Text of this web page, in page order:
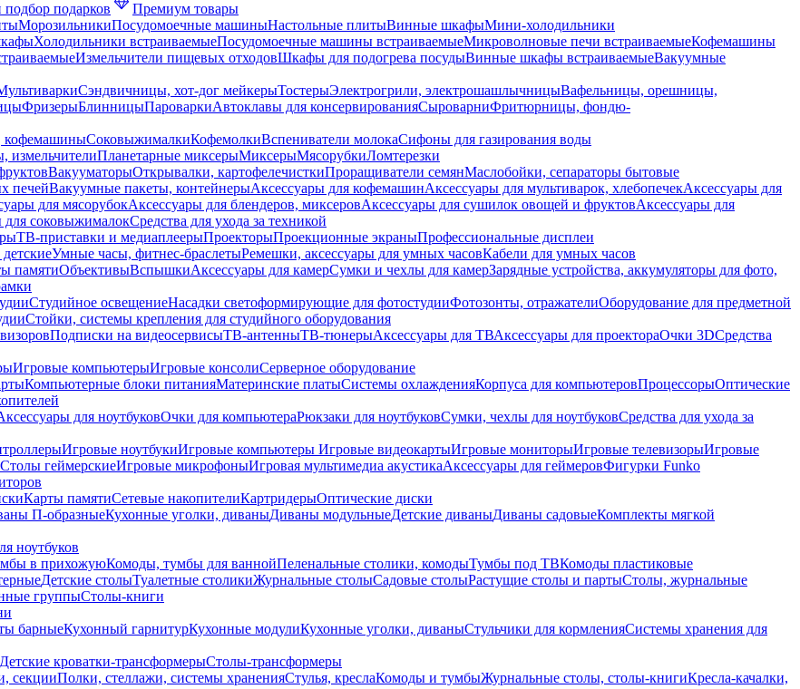
подарков
Премиум товары
МорозильникиПосудомоечные машиныНастольные плитыВинные шкафыМини-холодильники
Холодильники встраиваемыеПосудомоечные машины встраиваемыеМикроволновые печи встраиваемыеКофемашины
Измельчители пищевых отходовШкафы для подогрева посудыВинные шкафы встраиваемыеВакуумные
Сэндвичницы, хот-дог мейкерыТостерыЭлектрогрили, электрошашлычницыВафельницы, орешницы,
ФризерыБлинницыПароваркиАвтоклавы для консервированияСыроварниФритюрницы, фондю-
кофемашиныСоковыжималкиКофемолкиВспениватели молокаСифоны для газирования воды
измельчителиПланетарные миксерыМиксерыМясорубкиЛомтерезки
ВакууматорыОткрывалки, картофелечисткиПроращиватели семянМаслобойки, сепараторы бытовые
печейВакуумные пакеты, контейнерыАксессуары для кофемашинАксессуары для мультиварок, хлебопечекАксессуары для
для мясорубокАксессуары для блендеров, миксеровАксессуары для сушилок овощей и фруктовАксессуары для
для соковыжималокСредства для ухода за техникой
ТВ-приставки и медиаплеерыПроекторыПроекционные экраныПрофессиональные дисплеи
Умные часы, фитнес-браслетыРемешки, аксессуары для умных часовКабели для умных часов
памятиОбъективыВспышкиАксессуары для камерСумки и чехлы для камерЗарядные устройства, аккумуляторы для фото,
Студийное освещениеНасадки светоформирующие для фотостудииФотозонты, отражателиОборудование для предметной
Стойки, системы крепления для студийного оборудования
Подписки на видеосервисыТВ-антенныТВ-тюнерыАксессуары для ТВАксессуары для проектораОчки 3DСредства
Игровые компьютерыИгровые консолиСерверное оборудование
Компьютерные блоки питанияМатеринские платыСистемы охлажденияКорпуса для компьютеровПроцессорыОптические
для ноутбуковОчки для компьютераРюкзаки для ноутбуковСумки, чехлы для ноутбуковСредства для ухода за
Игровые ноутбукиИгровые компьютеры Игровые видеокартыИгровые мониторыИгровые телевизорыИгровые
Столы геймерскиеИгровые микрофоныИгровая мультимедиа акустикаАксессуары для геймеровФигурки Funko
Карты памятиСетевые накопителиКартридерыОптические диски
П-образныеКухонные уголки, диваныДиваны модульныеДетские диваныДиваны садовыеКомплекты мягкой
ноутбуков
в прихожуюКомоды, тумбы для ваннойПеленальные столики, комодыТумбы под ТВКомоды пластиковые
Детские столыТуалетные столикиЖурнальные столыСадовые столыРастущие столы и партыСтолы, журнальные
группыСтолы-книги
барныеКухонный гарнитурКухонные модулиКухонные уголки, диваныСтульчики для кормленияСистемы хранения для
Детские кроватки-трансформерыСтолы-трансформеры
секцииПолки, стеллажи, системы храненияСтулья, креслаКомоды и тумбыЖурнальные столы, столы-книгиКресла-качалки,